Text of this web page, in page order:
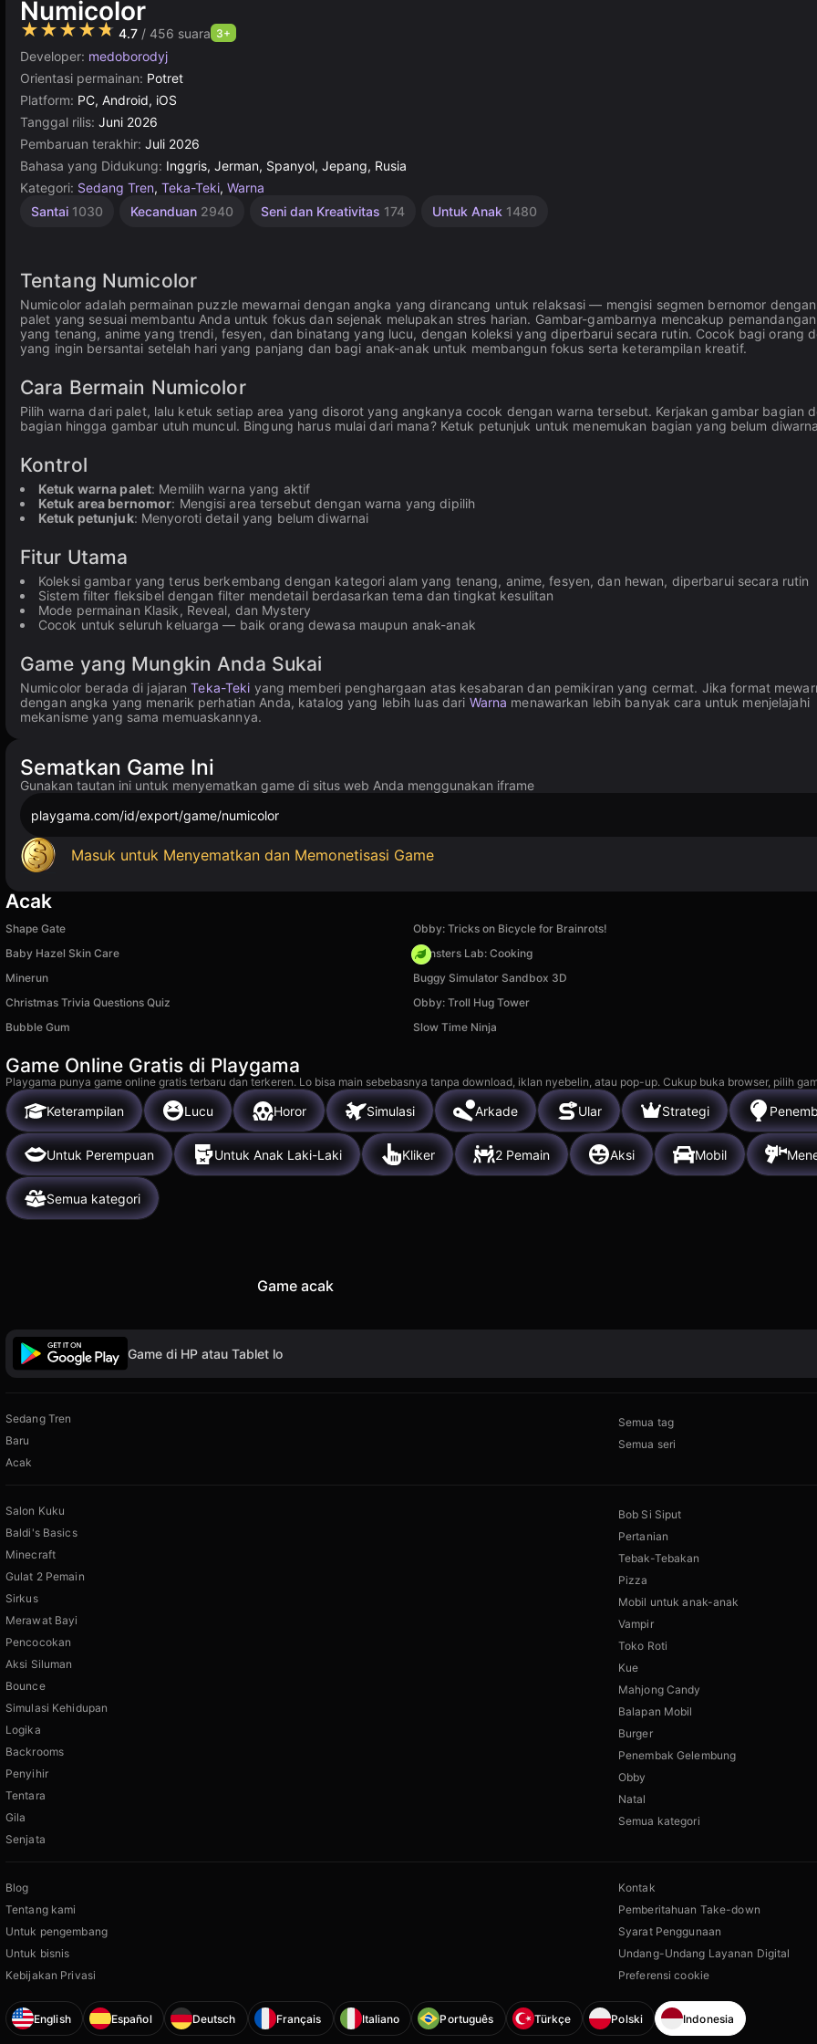
Numicolor
★★★★★ 4.7 / 456 suara 3+
Developer: medoborodyj
Orientasi permainan: Potret
Platform: PC, Android, iOS
Tanggal rilis: Juni 2026
Pembaruan terakhir: Juli 2026
Bahasa yang Didukung: Inggris, Jerman, Spanyol, Jepang, Rusia
Kategori: Sedang Tren, Teka-Teki, Warna
Santai 1030 Kecanduan 2940 Seni dan Kreativitas 174 Untuk Anak 1480
Tentang Numicolor
Numicolor adalah permainan puzzle mewarnai dengan angka yang dirancang untuk relaksasi — mengisi segmen bernomor
palet yang sesuai membantu Anda untuk fokus dan sejenak melupakan stres harian. Gambar-gambarnya mencakup
yang tenang, anime yang trendi, fesyen, dan binatang yang lucu, dengan koleksi yang diperbarui secara rutin. Cocok bagi orang
yang ingin bersantai setelah hari yang panjang dan bagi anak-anak untuk membangun fokus serta keterampilan kreatif.
Cara Bermain Numicolor
Pilih warna dari palet, lalu ketuk setiap area yang disorot yang angkanya cocok dengan warna tersebut. Kerjakan gambar bagian
bagian hingga gambar utuh muncul. Bingung harus mulai dari mana? Ketuk petunjuk untuk menemukan bagian yang belum
Kontrol
Ketuk warna palet: Memilih warna yang aktif
Ketuk area bernomor: Mengisi area tersebut dengan warna yang dipilih
Ketuk petunjuk: Menyoroti detail yang belum diwarnai
Fitur Utama
Koleksi gambar yang terus berkembang dengan kategori alam yang tenang, anime, fesyen, dan hewan, diperbarui secara rutin
Sistem filter fleksibel dengan filter mendetail berdasarkan tema dan tingkat kesulitan
Mode permainan Klasik, Reveal, dan Mystery
Cocok untuk seluruh keluarga — baik orang dewasa maupun anak-anak
Game yang Mungkin Anda Sukai
Numicolor berada di jajaranTeka-Teki yang memberi penghargaan atas kesabaran dan pemikiran yang cermat. Jika format
dengan angka yang menarik perhatian Anda, katalog yang lebih luas dari Warna menawarkan lebih banyak cara untuk menjelajahi
mekanisme yang sama memuaskannya.
Sematkan Game Ini
Gunakan tautan ini untuk menyematkan game di situs web Anda menggunakan iframe
playgama.com/id/export/game/numicolor
Masuk untuk Menyematkan dan Memonetisasi Game
Acak
Shape Gate Obby: Tricks on Bicycle for Brainrots!
Baby Hazel Skin Care
Monsters Lab: Cooking
Minerun
Buggy Simulator Sandbox 3D
Christmas Trivia Questions Quiz
Obby: Troll Hug Tower
Bubble Gum
Slow Time Ninja
Game Online Gratis di Playgama
Playgama punya game online gratis terbaru dan terkeren. Lo bisa main sebebasnya tanpa download, iklan nyebelin, atau pop-up. Cukup buka browser, pilih
Keterampilan Lucu Horor Simulasi Arkade Ular Strategi
Untuk Perempuan Untuk Anak Laki-Laki Kliker 2 Pemain Aksi Mobil
Semua kategori
Game acak
Game di HP atau Tablet lo
Sedang Tren
Baru
Acak
Semua tag
Semua seri
Salon Kuku
Baldi's Basics
Minecraft
Gulat 2 Pemain
Sirkus
Merawat Bayi
Pencocokan
Aksi Siluman
Bounce
Simulasi Kehidupan
Logika
Backrooms
Penyihir
Tentara
Gila
Senjata
Bob Si Siput
Pertanian
Tebak-Tebakan
Pizza
Mobil untuk anak-anak
Vampir
Toko Roti
Kue
Mahjong Candy
Balapan Mobil
Burger
Penembak Gelembung
Obby
Natal
Semua kategori
Blog
Tentang kami
Untuk pengembang
Untuk bisnis
Kebijakan Privasi
Kontak
Pemberitahuan Take-down
Syarat Penggunaan
Undang-Undang Layanan Digital
Preferensi cookie
English Español Deutsch Français Italiano Português Türkçe Polski Indonesia